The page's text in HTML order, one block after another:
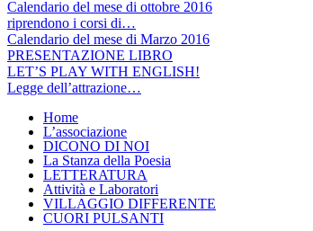
Calendario del mese di ottobre 2016
riprendono i corsi di…
Calendario del mese di Marzo 2016
PRESENTAZIONE LIBRO
LET’S PLAY WITH ENGLISH!
Legge dell’attrazione…
Home
L’associazione
DICONO DI NOI
La Stanza della Poesia
LETTERATURA
Attività e Laboratori
VILLAGGIO DIFFERENTE
CUORI PULSANTI